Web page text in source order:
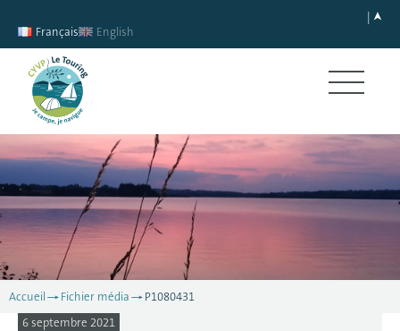
Français English
Accueil Fichier média
P1080431
6 septembre 2021